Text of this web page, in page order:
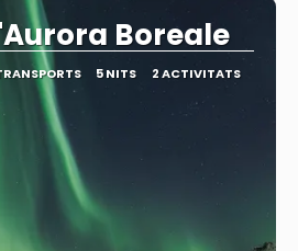
Boreale
5 NITS 2 ACTIVITATS